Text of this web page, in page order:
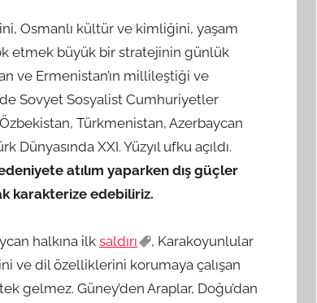
Osmanlı kültür ve kimliğini, yaşam
etmek büyük bir stratejinin günlük
ve Ermenistan’ın millileştiği ve
Sovyet Sosyalist Cumhuriyetler
Özbekistan, Türkmenistan, Azerbaycan
XXI. Yüzyıl ufku açıldı.
atılım yaparken dış güçler
karakterize edebiliriz.
halkına ilk saldırı
, Karakoyunlular
ve dil özelliklerini korumaya çalışan
gelmez. Güney’den Araplar, Doğu’dan